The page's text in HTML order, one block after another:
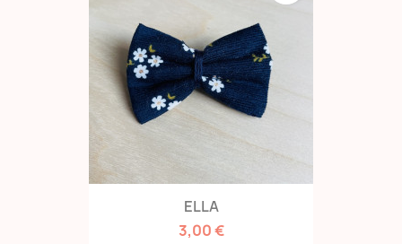
ELLA
3,00 €